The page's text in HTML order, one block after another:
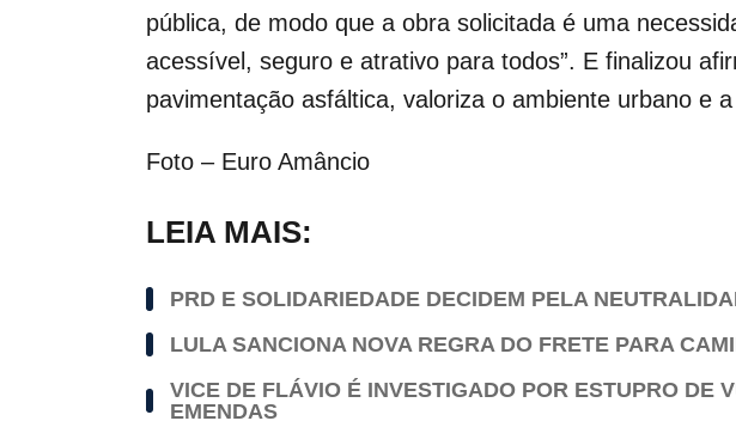
pública, de modo que a obra solicitada é uma
acessível, seguro e atrativo para todos”. E finalizou
pavimentação asfáltica, valoriza o ambiente urbano e
Foto – Euro Amâncio
LEIA MAIS:
PRD E SOLIDARIEDADE DECIDEM PELA
LULA SANCIONA NOVA REGRA DO FRETE PARA
VICE DE FLÁVIO É INVESTIGADO POR ESTUPRO DE
EMENDAS